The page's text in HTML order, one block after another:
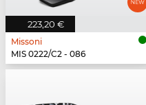
223,20 €
Missoni
MIS 0222/C2 - 086